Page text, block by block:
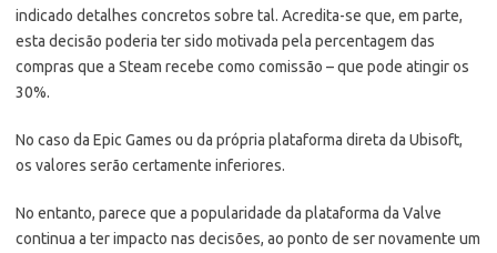
indicado detalhes concretos sobre tal. Acredita-se que, em parte,
esta decisão poderia ter sido motivada pela percentagem das
compras que a Steam recebe como comissão – que pode atingir os
30%.
No caso da Epic Games ou da própria plataforma direta da Ubisoft,
os valores serão certamente inferiores.
No entanto, parece que a popularidade da plataforma da Valve
continua a ter impacto nas decisões, ao ponto de ser novamente um